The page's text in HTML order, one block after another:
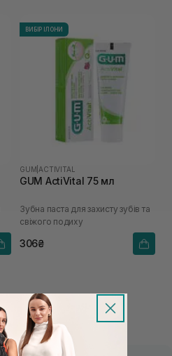
ВИБІР ІЛОНИ
GUM ACTIVITAL
GUM ActiVital 75 мл
Зубна паста для захисту зубів та
свіжого подиху
306₴